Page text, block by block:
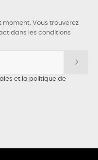
moment. Vous trouverez
dans les conditions
et la politique de